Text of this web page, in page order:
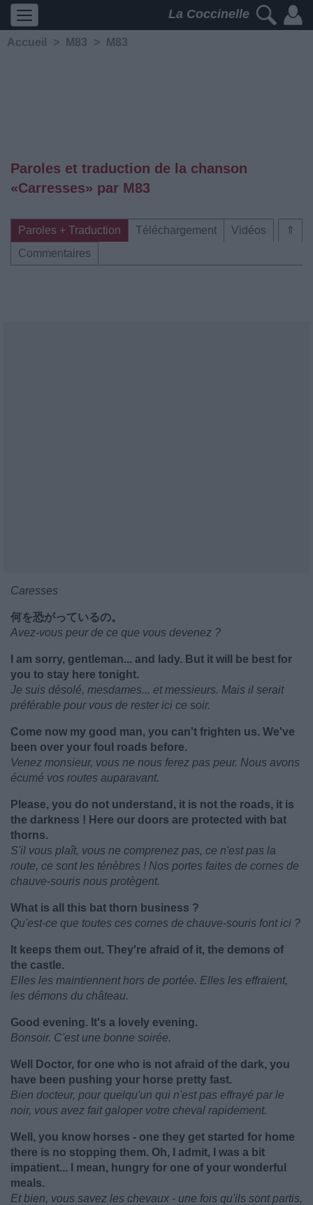
La Coccinelle
Accueil > M83 > M83
Paroles et traduction de la chanson
«Carresses» par M83
⇑
Paroles + Traduction Téléchargement
Vidéos
Commentaires
Caresses
何を恐がっているの。
Avez-vous peur de ce que vous devenez ?
I am sorry, gentleman... and lady. But it will be best for
you to stay here tonight.
Je suis désolé, mesdames... et messieurs. Mais il serait
préférable pour vous de rester ici ce soir.
Come now my good man, you can't frighten us. We've
been over your foul roads before.
Venez monsieur, vous ne nous ferez pas peur. Nous avons
écumé vos routes auparavant.
Please, you do not understand, it is not the roads, it is
the darkness ! Here our doors are protected with bat
thorns.
S'il vous plaît, vous ne comprenez pas, ce n'est pas la
route, ce sont les ténèbres ! Nos portes faites de cornes de
chauve-souris nous protègent.
What is all this bat thorn business ?
Qu'est-ce que toutes ces cornes de chauve-souris font ici ?
It keeps them out. They're afraid of it, the demons of
the castle.
Elles les maintiennent hors de portée. Elles les effraient,
les démons du château.
Good evening. It's a lovely evening.
Bonsoir. C'est une bonne soirée.
Well Doctor, for one who is not afraid of the dark, you
have been pushing your horse pretty fast.
Bien docteur, pour quelqu'un qui n'est pas effrayé par le
noir, vous avez fait galoper votre cheval rapidement.
Well, you know horses - one they get started for home
there is no stopping them. Oh, I admit, I was a bit
impatient... I mean, hungry for one of your wonderful
meals.
Et bien, vous savez les chevaux - une fois qu'ils sont partis,